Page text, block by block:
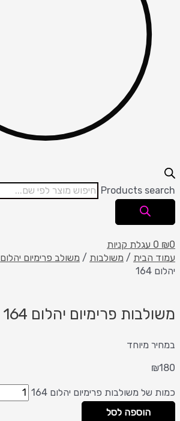
Products search
₪0
0 עגלת קניות
עמוד הבית / משולבות / משולב פרימיום יהלום
יהלום 164
משולבות פרימיום יהלום 164
במחיר מיוחד
₪180
כמות של משולבות פרימיום יהלום 164
הוספה לסל